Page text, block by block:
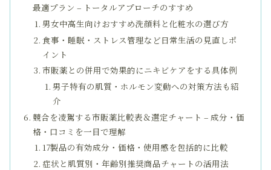
最適プラン – トータルアプローチのすすめ
男女中高生向けおすすめ洗顔料と化粧水の選び方
食事・睡眠・ストレス管理など日常生活の見直しポ
イント
市販薬との併用で効果的にニキビケアをする具体例
男子特有の肌質・ホルモン変動への対策方法も紹
介
競合を凌駕する市販薬比較表＆選定チャート – 成分・価
格・口コミを一目で理解
17製品の有効成分・価格・使用感を包括的に比較
症状と肌質別・年齢別推奨商品チャートの活用法